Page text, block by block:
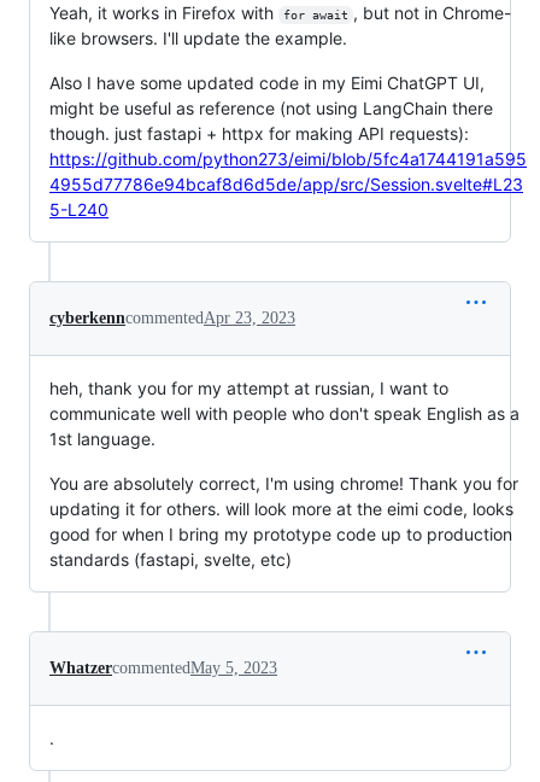
Yeah, it works in Firefox with for await , but not in Chrome-
like browsers. I'll update the example.
Also I have some updated code in my Eimi ChatGPT UI,
might be useful as reference (not using LangChain there
though. just fastapi + httpx for making API requests):
https://github.com/python273/eimi/blob/5fc4a1744191a595
4955d77786e94bcaf8d6d5de/app/src/Session.svelte#L23
5-L240
cyberkenncommented Apr 23, 2023
heh, thank you for my attempt at russian, I want to
communicate well with people who don't speak English as a
1st language.
You are absolutely correct, I'm using chrome! Thank you for
updating it for others. will look more at the eimi code, looks
good for when I bring my prototype code up to production
standards (fastapi, svelte, etc)
WhatzercommentedMay 5, 2023
.